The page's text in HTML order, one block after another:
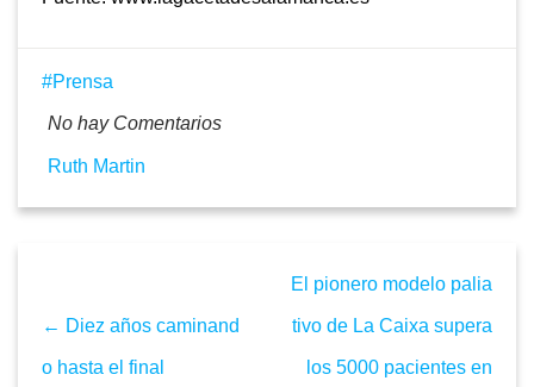
Prensa
No hay Comentarios
Ruth Martin
← Diez años caminand
o hasta el final
El pionero modelo palia
tivo de La Caixa supera
los 5000 pacientes en